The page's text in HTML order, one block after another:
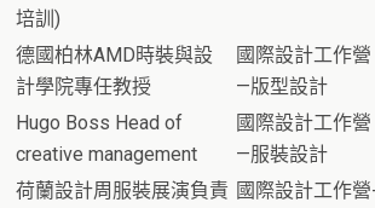
培訓)
德國柏林AMD時裝與設
計學院專任教授
國際設計工作營
—版型設計
Hugo Boss Head of
creative management
國際設計工作營
—服裝設計
荷蘭設計周服裝展演負責 國際設計工作